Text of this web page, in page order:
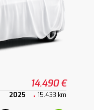
14.490 €
2025 15.433 km